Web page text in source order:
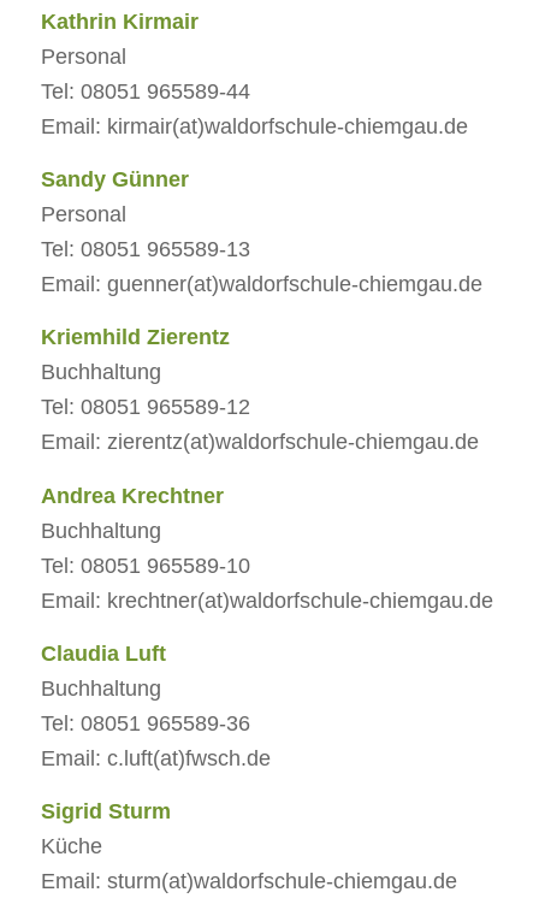
Kathrin Kirmair
Personal
Tel: 08051 965589-44
Email: kirmair(at)waldorfschule-chiemgau.de
Sandy Günner
Personal
Tel: 08051 965589-13
Email: guenner(at)waldorfschule-chiemgau.de
Kriemhild Zierentz
Buchhaltung
Tel: 08051 965589-12
Email: zierentz(at)waldorfschule-chiemgau.de
Andrea Krechtner
Buchhaltung
Tel: 08051 965589-10
Email: krechtner(at)waldorfschule-chiemgau.de
Claudia Luft
Buchhaltung
Tel: 08051 965589-36
Email: c.luft(at)fwsch.de
Sigrid Sturm
Küche
Email: sturm(at)waldorfschule-chiemgau.de